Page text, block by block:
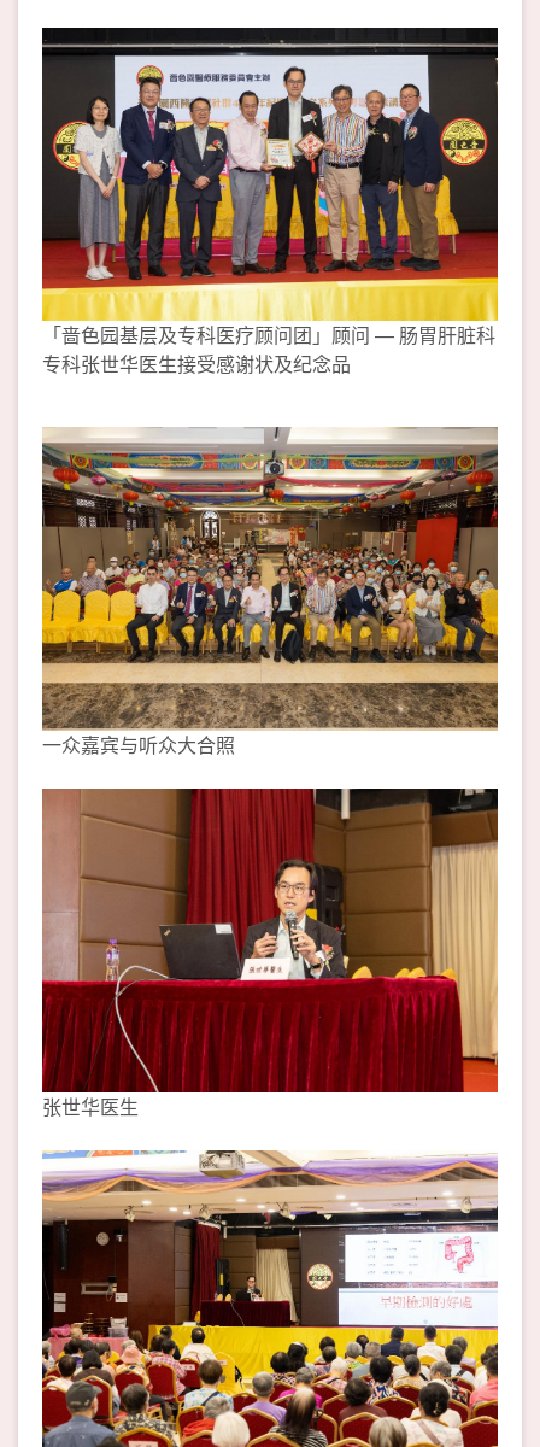
「啬色园基层及专科医疗顾问团」顾问 — 肠胃肝脏科
专科张世华医生接受感谢状及纪念品
一众嘉宾与听众大合照
张世华医生